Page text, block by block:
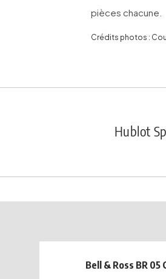
pièces chacune.
Crédits photos :
Hublot
Bell & Ross BR